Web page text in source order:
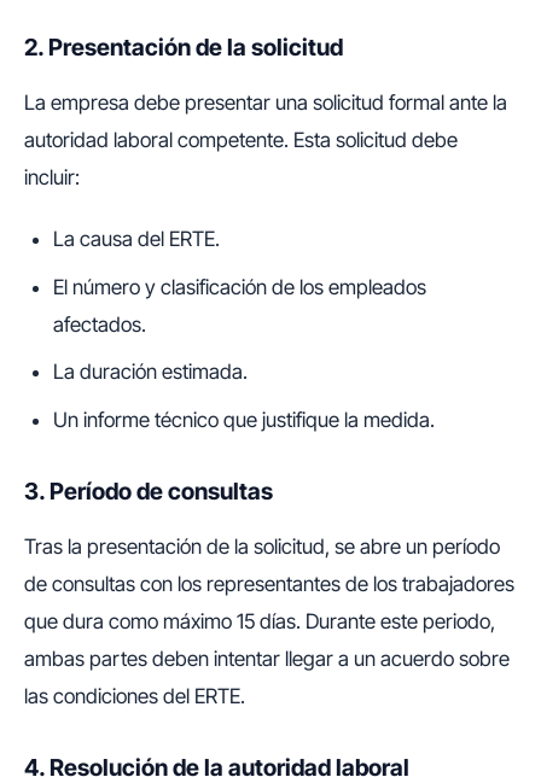
2. Presentación de la solicitud
La empresa debe presentar una solicitud formal ante la
autoridad laboral competente. Esta solicitud debe
incluir:
La causa del ERTE.
El número y clasificación de los empleados
afectados.
La duración estimada.
Un informe técnico que justifique la medida.
3. Período de consultas
Tras la presentación de la solicitud, se abre un período
de consultas con los representantes de los trabajadores
que dura como máximo 15 días. Durante este periodo,
ambas partes deben intentar llegar a un acuerdo sobre
las condiciones del ERTE.
4. Resolución de la autoridad laboral